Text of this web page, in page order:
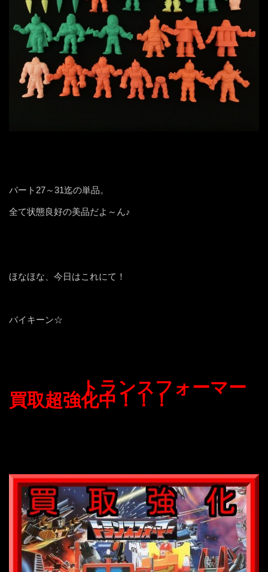
パート27～31迄の単品。
全て状態良好の美品だよ～ん♪
ほなほな、今日はこれにて！
バイキーン☆
トランスフォーマー
買取超強化中！！！